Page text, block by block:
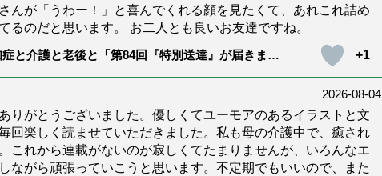
んが「うわー！」と喜んでくれる顔を見たくて、あれこれ詰め
るのだと思います。 お二人とも良いお友達ですね。
症と介護と老後と「第84回『特別送達』が届きまし
+1
2026-08-04
りがとうございました。優しくてユーモアのあるイラストと文
回楽しく読ませていただきました。私も母の介護中で、癒され
これから連載がないのが寂しくてたまりませんが、いろんなエ
ながら頑張っていこうと思います。不定期でもいいので、また